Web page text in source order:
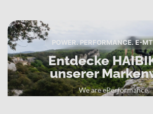
POWER. PERFORMANCE. E-
Entdecke
unserer
We are ePerformance.